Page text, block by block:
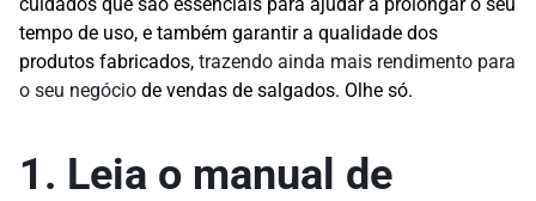
tempo de uso, e também garantir a qualidade dos
produtos fabricados, trazendo ainda mais rendimento para
o seu negócio de vendas de salgados. Olhe só.
1. Leia o manual de